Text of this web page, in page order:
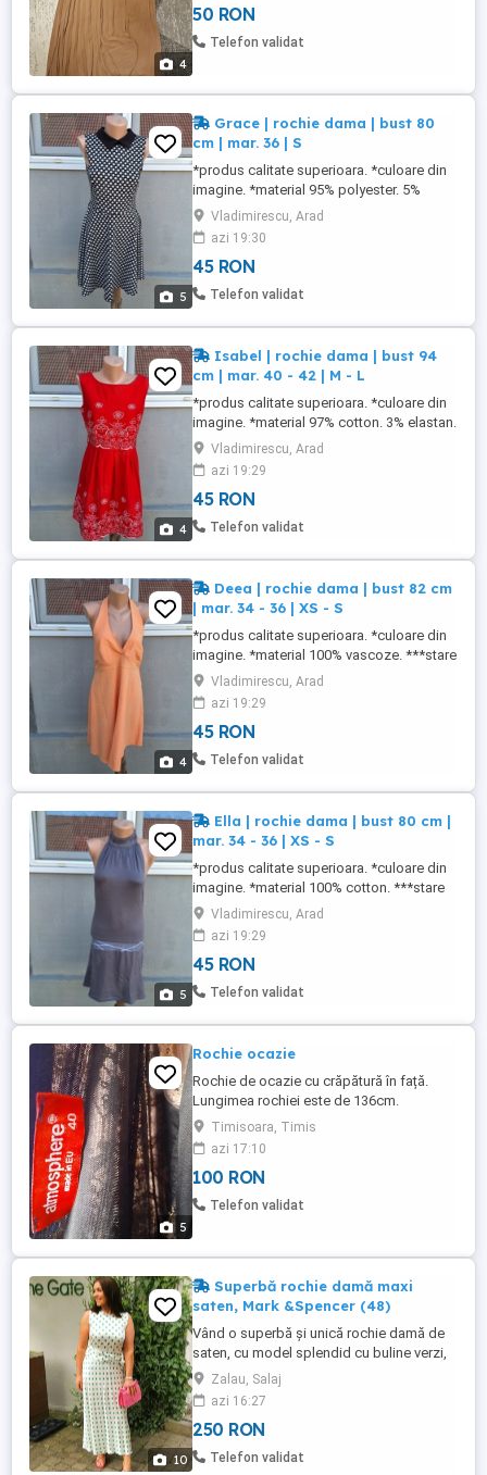
4
50 RON
Telefon validat
5
Grace | rochie dama | bust 80
cm | mar. 36 | S
*produs calitate superioara. *culoare din
imagine. *material 95% polyester. 5%
elastan. ***stare buna. produs utilizat. NU
FAC SCHIMBURI
Vladimirescu, Arad
azi 19:30
45 RON
Telefon validat
4
Isabel | rochie dama | bust 94
cm | mar. 40 - 42 | M - L
*produs calitate superioara. *culoare din
imagine. *material 97% cotton. 3% elastan.
***stare buna. produs utilizat. NU FAC
SCHIMBURI
Vladimirescu, Arad
azi 19:29
45 RON
Telefon validat
4
Deea | rochie dama | bust 82 cm
| mar. 34 - 36 | XS - S
*produs calitate superioara. *culoare din
imagine. *material 100% vascoze. ***stare
buna. produs utilizat. NU FAC SCHIMBURI
Vladimirescu, Arad
azi 19:29
45 RON
Telefon validat
5
Ella | rochie dama | bust 80 cm |
mar. 34 - 36 | XS - S
*produs calitate superioara. *culoare din
imagine. *material 100% cotton. ***stare
buna. produs utilizat. NU FAC SCHIMBURI
Vladimirescu, Arad
azi 19:29
45 RON
Telefon validat
5
Rochie ocazie
Rochie de ocazie cu crăpătură în față.
Lungimea rochiei este de 136cm.
Timisoara, Timis
azi 17:10
100 RON
Telefon validat
10
Superbă rochie damă maxi
saten, Mark &Spencer (48)
Vând o superbă și unică rochie damă de
saten, cu model splendid cu buline verzi,
cu croială clasică elegantă inspirată din
stilul " Pretty Woman"! Materialul de saten
cu luciu de mătase cade frumos pe corp,
iar cordonul lat evidențiază superb silueta
dumneavoastră! Dacă căutați rochia
Zalau, Salaj
azi 16:27
250 RON
Telefon validat